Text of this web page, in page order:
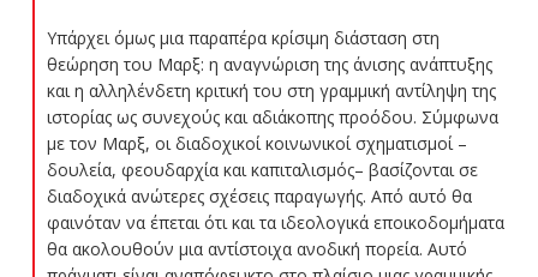
Υπάρχει όμως μια παραπέρα κρίσιμη διάσταση στη
θεώρηση του Μαρξ: η αναγνώριση της άνισης ανάπτυξης
και η αλληλένδετη κριτική του στη γραμμική αντίληψη της
ιστορίας ως συνεχούς και αδιάκοπης προόδου. Σύμφωνα
με τον Μαρξ, οι διαδοχικοί κοινωνικοί σχηματισμοί –
δουλεία, φεουδαρχία και καπιταλισμός– βασίζονται σε
διαδοχικά ανώτερες σχέσεις παραγωγής. Από αυτό θα
φαινόταν να έπεται ότι και τα ιδεολογικά εποικοδομήματα
θα ακολουθούν μια αντίστοιχα ανοδική πορεία. Αυτό